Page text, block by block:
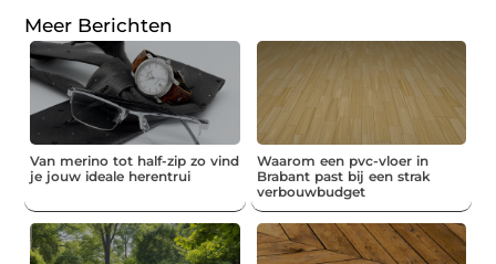
Meer Berichten
Van merino tot half-zip zo vind
je jouw ideale herentrui
Waarom een pvc-vloer in
Brabant past bij een strak
verbouwbudget